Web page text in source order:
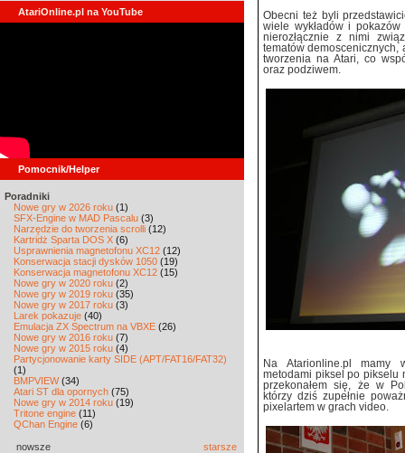
AtariOnline.pl na YouTube
Pomocnik/Helper
Poradniki
Nowe gry w 2026 roku (1)
SFX-Engine w MAD Pascalu (3)
Narzędzie do tworzenia scrolli (12)
Kartridż Sparta DOS X (6)
Usprawnienia magnetofonu XC12 (12)
Konserwacja stacji dysków 1050 (19)
Konserwacja magnetofonu XC12 (15)
Nowe gry w 2020 roku (2)
Nowe gry w 2019 roku (35)
Nowe gry w 2017 roku (3)
Larek pokazuje (40)
Emulacja ZX Spectrum na VBXE (26)
Nowe gry w 2016 roku (7)
Nowe gry w 2015 roku (4)
Partycjonowanie karty SIDE (APT/FAT16/FAT32)
(1)
BMPVIEW(34)
Atari ST dla opornych (75)
Nowe gry w 2014 roku (19)
Tritone engine (11)
QChan Engine (6)
nowsze starsze
Obecni też byli
wiele wykładów i
nierozłącznie z nimi
tematów demoscenicznych,
tworzenia na Atari, co
oraz podziwem.
Na Atarionline.pl mamy
metodami piksel po pikselu
przekonałem się, że w
którzy dziś zupełnie
pixelartem w grach video.